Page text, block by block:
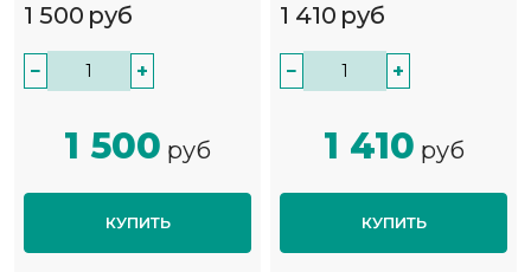
1 500 руб
− +
1 500 руб
КУПИТЬ
1 410 руб
− +
1 410 руб
КУПИТЬ